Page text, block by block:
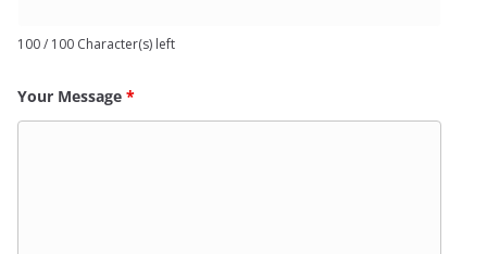
100 / 100 Character(s) left
Your Message *